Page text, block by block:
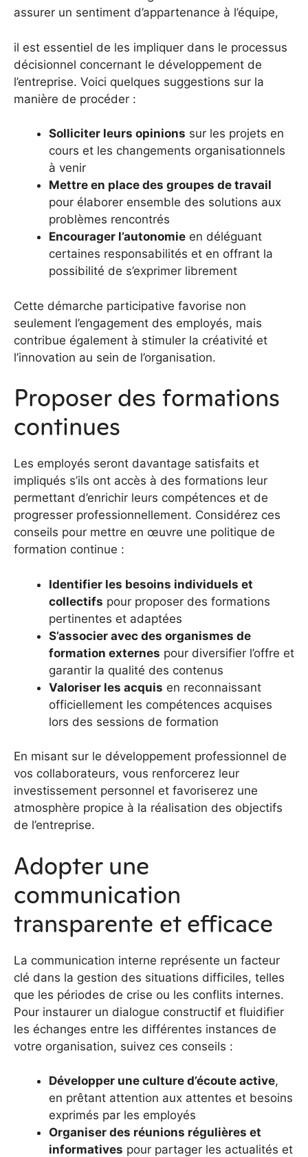
assurer un sentiment d’appartenance à l’équipe,
il est essentiel de les impliquer dans le processus
décisionnel concernant le développement de
l’entreprise. Voici quelques suggestions sur la
manière de procéder :
Solliciter leurs opinions sur les projets en
cours et les changements organisationnels
à venir
Mettre en place des groupes de travail
pour élaborer ensemble des solutions aux
problèmes rencontrés
Encourager l’autonomie en déléguant
certaines responsabilités et en offrant la
possibilité de s’exprimer librement
Cette démarche participative favorise non
seulement l’engagement des employés, mais
contribue également à stimuler la créativité et
l’innovation au sein de l’organisation.
Proposer des formations
continues
Les employés seront davantage satisfaits et
impliqués s’ils ont accès à des formations leur
permettant d’enrichir leurs compétences et de
progresser professionnellement. Considérez ces
conseils pour mettre en œuvre une politique de
formation continue :
Identifier les besoins individuels et
collectifs pour proposer des formations
pertinentes et adaptées
S’associer avec des organismes de
formation externes pour diversifier l’offre et
garantir la qualité des contenus
Valoriser les acquis en reconnaissant
officiellement les compétences acquises
lors des sessions de formation
En misant sur le développement professionnel de
vos collaborateurs, vous renforcerez leur
investissement personnel et favoriserez une
atmosphère propice à la réalisation des objectifs
de l’entreprise.
Adopter une
communication
transparente et efficace
La communication interne représente un facteur
clé dans la gestion des situations difficiles, telles
que les périodes de crise ou les conflits internes.
Pour instaurer un dialogue constructif et fluidifier
les échanges entre les différentes instances de
votre organisation, suivez ces conseils :
Développer une culture d’écoute active,
en prêtant attention aux attentes et besoins
exprimés par les employés
Organiser des réunions régulières et
informatives pour partager les actualités et